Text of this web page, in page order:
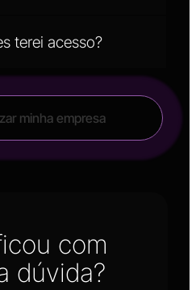
terei acesso?
minha empresa
com
dúvida?